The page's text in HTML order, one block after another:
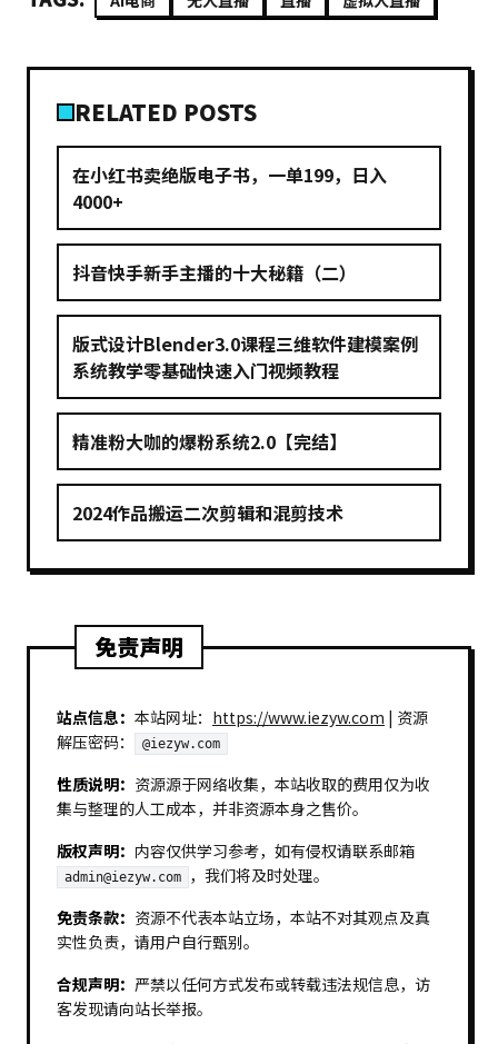
RELATED POSTS
在小红书卖绝版电子书，一单199，日入
4000+
抖音快手新手主播的十大秘籍（二）
版式设计Blender3.0课程三维软件建模案例
系统教学零基础快速入门视频教程
精准粉大咖的爆粉系统2.0【完结】
2024作品搬运二次剪辑和混剪技术
免责声明
站点信息： 本站网址： https://www.iezyw.com | 资源
解压密码：
@iezyw.com
性质说明： 资源源于网络收集，本站收取的费用仅为收
集与整理的人工成本，并非资源本身之售价。
版权声明： 内容仅供学习参考，如有侵权请联系邮箱
admin@iezyw.com
，我们将及时处理。
免责条款： 资源不代表本站立场，本站不对其观点及真
实性负责，请用户自行甄别。
合规声明： 严禁以任何方式发布或转载违法规信息，访
客发现请向站长举报。